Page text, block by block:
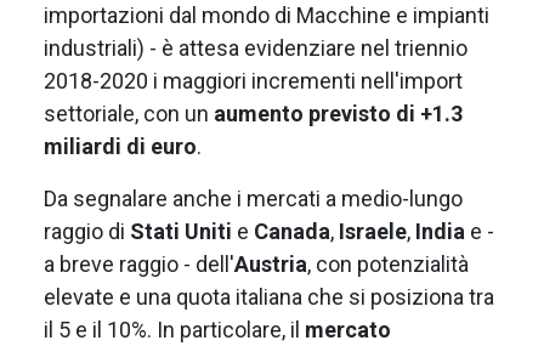
importazioni dal mondo di Macchine e impianti
industriali) - è attesa evidenziare nel triennio
2018-2020 i maggiori incrementi nell'import
settoriale, con un aumento previsto di +1.3
miliardi di euro
Da segnalare anche i mercati a medio-lungo
raggio di Stati Uniti e Canada Israele India e -
a breve raggio - dell'Austria , con potenzialità
elevate e una quota italiana che si posiziona tra
il 5 e il 10%. In particolare, il mercato